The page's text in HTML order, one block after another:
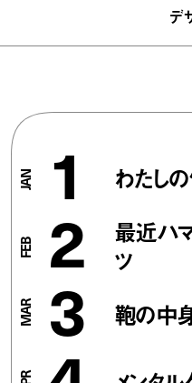
デ
1 わたし
2
最近ハ
ツ
3 鞄の中